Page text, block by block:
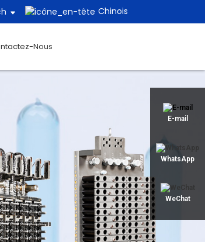
Chinois
Nous
E-mail
WhatsApp
WeChat